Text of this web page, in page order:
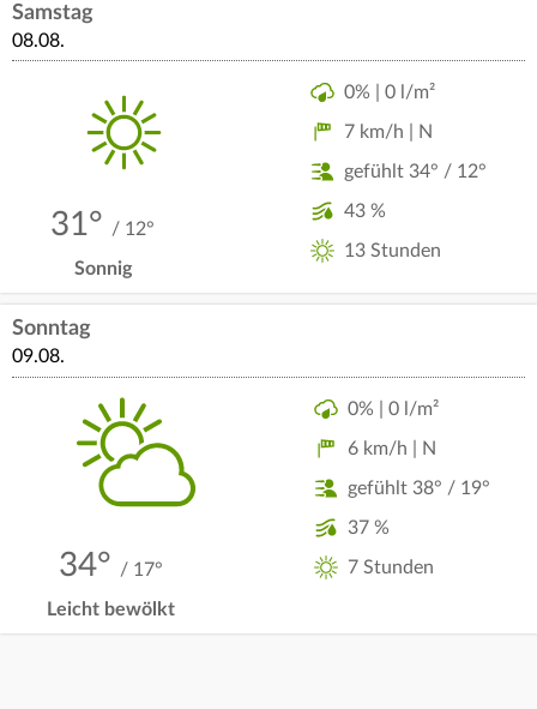
Samstag
08.08.
31° / 12°
Sonnig
0% | 0 l/m²
7 km/h | N
gefühlt 34° / 12°
43 %
13 Stunden
Sonntag
09.08.
34° / 17°
Leicht bewölkt
0% | 0 l/m²
6 km/h | N
gefühlt 38° / 19°
37 %
7 Stunden